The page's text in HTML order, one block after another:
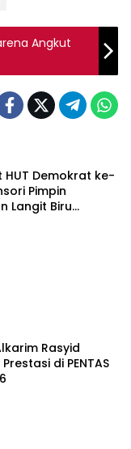
Angkut
HUT Demokrat ke-
Pimpin
Langit Biru
Rasyid
di PENTAS